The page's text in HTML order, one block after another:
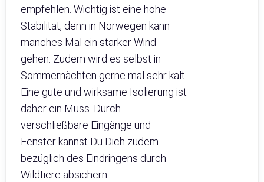
empfehlen. Wichtig ist eine hohe
Stabilität, denn in Norwegen kann
manches Mal ein starker Wind
gehen. Zudem wird es selbst in
Sommernächten gerne mal sehr kalt.
Eine gute und wirksame Isolierung ist
daher ein Muss. Durch
verschließbare Eingänge und
Fenster kannst Du Dich zudem
bezüglich des Eindringens durch
Wildtiere absichern.